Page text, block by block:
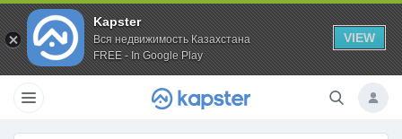
Kapster
Вся недвижимость Казахстана
FREE - In Google Play
VIEW